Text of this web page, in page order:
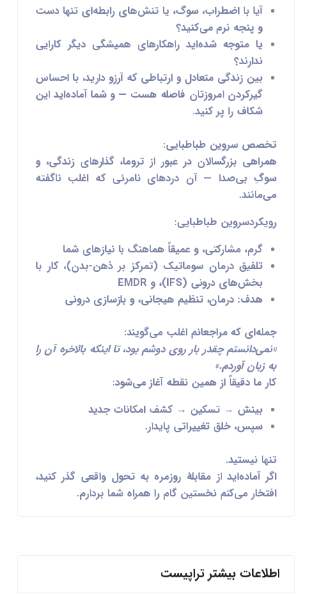
آیا با اضطراب، سوگ، یا تنش‌های رابطه‌ای تنها دست
و پنجه نرم می‌کنید؟
یا متوجه شده‌اید راهکارهای همیشگی دیگر کارایی
ندارند؟
بین زندگی متعادل و ارتباطی که آرزو دارید، با احساس
گیرکردن امروزتان فاصله هست — و شما آماده‌اید این
شکاف را پر کنید.
تخصص سروین طباطبایی:
همراهی بزرگسالان در عبور از تروما، گذارهای زندگی، و
سوگِ بی‌صدا — آن دردهای نامرئی که اغلب ناگفته
می‌مانند.
رویکردسروین طباطبایی:
گرم، مشارکتی، و عمیقاً هماهنگ با نیازهای شما
تلفیقدرمان سوماتیک (تمرکز بر ذهن-بدن)،کار با
بخش‌های درونی (IFS)
، و EMDR
هدف: درمان، تنظیم هیجانی، و بازسازی درونی
جمله‌ای که مراجعانم اغلب می‌گویند:
«نمی‌دانستم چقدر بار روی دوشم بود، تا اینکه بالاخره آن را
به زبان آوردم.»
کار ما دقیقاً از همین نقطه آغاز می‌شود:
بینش → تسکین → کشف امکانات جدید
سپس، خلق تغییراتی پایدار.
تنها نیستید.
اگر آماده‌اید از مقابلهٔ روزمره بهتحول واقعی گذر کنید،
افتخار می‌کنم نخستین گام را همراه شما بردارم.
اطلاعات بیشتر تراپیست